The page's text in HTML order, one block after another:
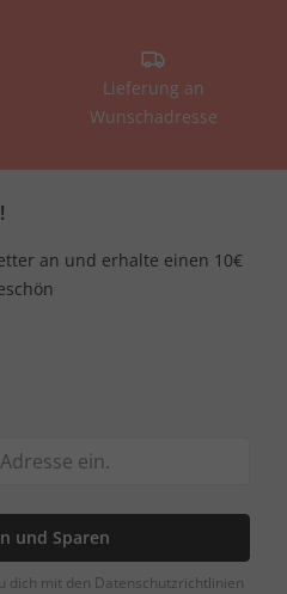
Lieferung an
Wunschadresse
an und erhalte einen 10€
und Sparen
dich mit den Datenschutzrichtlinien